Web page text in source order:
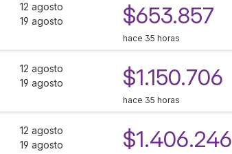
12 agosto
19 agosto
$653.857
hace 35 horas
12 agosto
19 agosto
$1.150.706
hace 35 horas
12 agosto
19 agosto
$1.406.246